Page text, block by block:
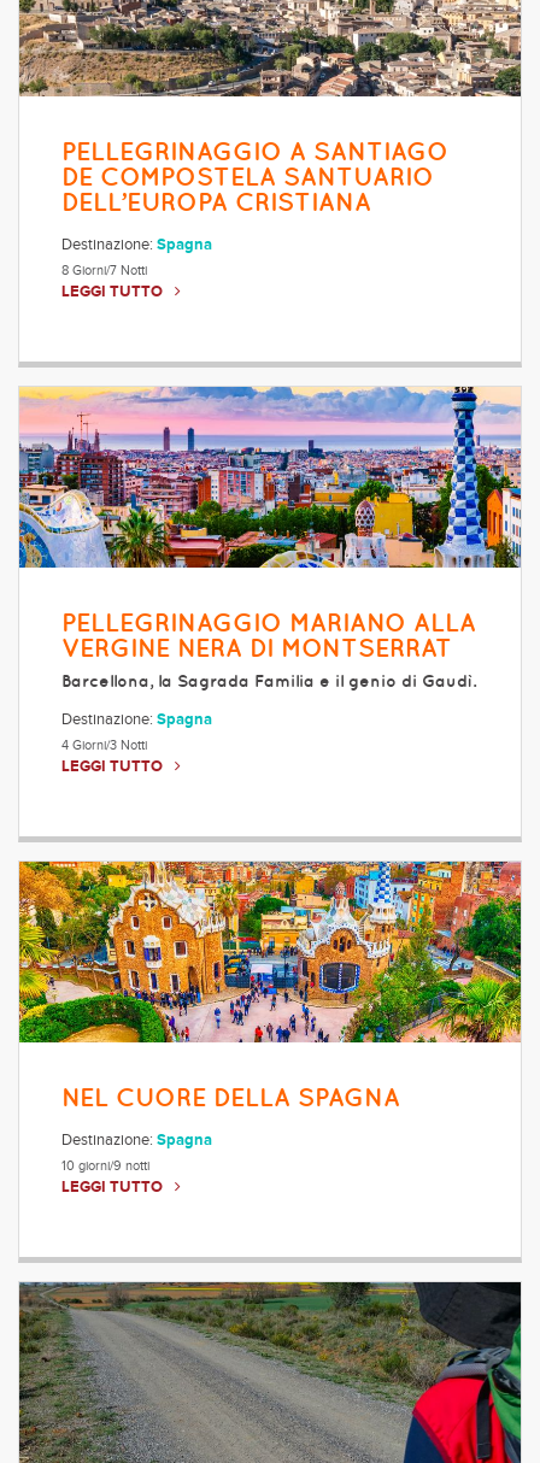
PELLEGRINAGGIO A SANTIAGO
DE COMPOSTELA SANTUARIO
DELL’EUROPA CRISTIANA
Destinazione: Spagna
8 Giorni/7 Notti
LEGGI TUTTO
PELLEGRINAGGIO MARIANO ALLA
VERGINE NERA DI MONTSERRAT
Barcellona, la Sagrada Familia e il genio di Gaudì.
Destinazione: Spagna
4 Giorni/3 Notti
LEGGI TUTTO
NEL CUORE DELLA SPAGNA
Destinazione: Spagna
10 giorni/9 notti
LEGGI TUTTO